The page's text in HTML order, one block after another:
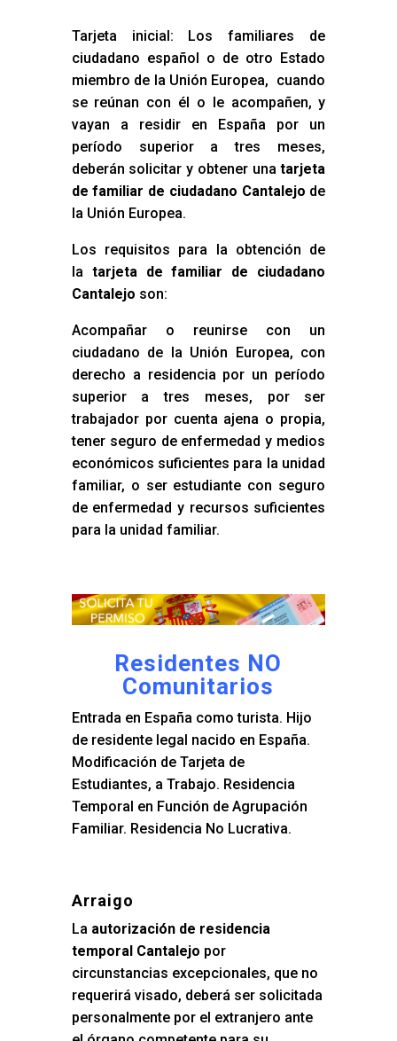
Tarjeta inicial: Los familiares de
ciudadano español o de otro Estado
miembro de la Unión Europea, cuando
se reúnan con él o le acompañen, y
vayan a residir en España por un
período superior a tres meses,
deberán solicitar y obtener unatarjeta
de familiar de ciudadano Cantalejo de
la Unión Europea.
Los requisitos para la obtención de
la tarjeta de familiar de ciudadano
Cantalejo son:
Acompañar o reunirse con un
ciudadano de la Unión Europea, con
derecho a residencia por un período
superior a tres meses, por ser
trabajador por cuenta ajena o propia,
tener seguro de enfermedad y medios
económicos suficientes para la unidad
familiar, o ser estudiante con seguro
de enfermedad y recursos suficientes
para la unidad familiar.
Residentes NO
Comunitarios
Entrada en España como turista. Hijo
de residente legal nacido en España.
Modificación de Tarjeta de
Estudiantes, a Trabajo. Residencia
Temporal en Función de Agrupación
Familiar. Residencia No Lucrativa.
Arraigo
La autorización de residencia
temporal Cantalejo por
circunstancias excepcionales, que no
requerirá visado, deberá ser solicitada
personalmente por el extranjero ante